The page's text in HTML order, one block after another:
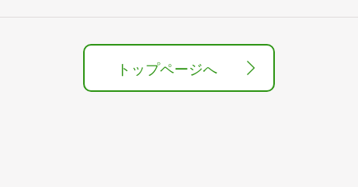
トップページへ